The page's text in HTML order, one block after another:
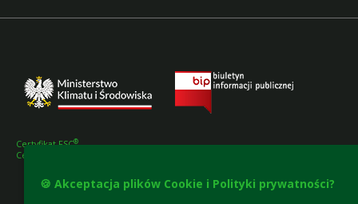
Certyfikat FSC®
Certyfikat PEFC
🍪 Akceptacja plików Cookie i Polityki prywatności?